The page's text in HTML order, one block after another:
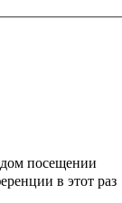
посещении
в этот раз